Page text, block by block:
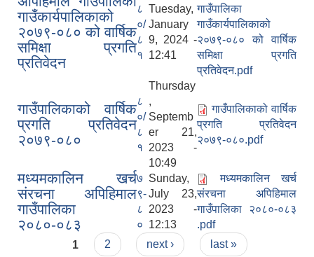
गाउँकार्यपालिकाको
२०७९-०८० को वार्षिक
समिक्षा प्रगति
प्रतिवेदन
८
०/
८
१
Tuesday,
January
9, 2024 -
12:41
गाउँपालिका
गाउँकार्यपालिकाको
२०७९-०८० को वार्षिक
समिक्षा प्रगति
प्रतिवेदन.pdf
गाउँपालिकाको वार्षिक
प्रगति प्रतिवेदन
२०७९-०८०
८
०/
८
१
Thursday
,
Septemb
er 21,
2023 -
10:49
गाउँपालिकाको वार्षिक
प्रगति प्रतिवेदन
२०७९-०८०.pdf
मध्यमकालिन खर्च
संरचना अपिहिमाल
गाउँपालिका
२०८०-०८३
७
९-
८
०
Sunday,
July 23,
2023 -
12:13
मध्यमकालिन खर्च
संरचना अपिहिमाल
गाउँपालिका २०८०-०८३
.pdf
Pages
1 2 next › last »